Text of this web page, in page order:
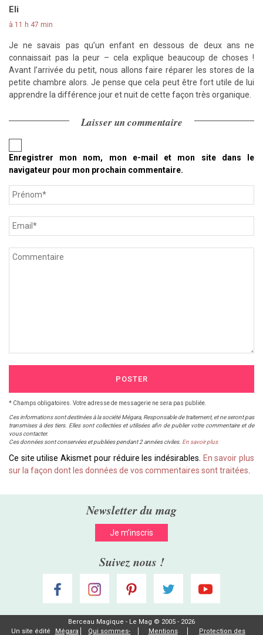
Eli
à 11 h 47 min
Je ne savais pas qu’un enfant en dessous de deux ans ne
connaissait pas la peur – cela explique beaucoup de choses !
Avant l’arrivée du petit, nous allons faire réparer les stores de la
petite chambre alors. Je pense que cela peut être fort utile de lui
apprendre la différence jour et nuit de cette façon très organique.
Laisser un commentaire
Enregistrer mon nom, mon e-mail et mon site dans le
navigateur pour mon prochain commentaire.
POSTER
* Champs obligatoires. Votre adresse de messagerie ne sera pas publiée.
Ces informations sont destinées à la société Mégara, Responsable de traitement, et ne seront pas
transmises à des tiers. Elles sont collectées et utilisées afin de publier votre commentaire et de
vous contacter.
Ces données sont conservées et publiées pendant 2 années civiles. En savoir plus
Ce site utilise Akismet pour réduire les indésirables. En savoir plus
sur la façon dont les données de vos commentaires sont traitées
Newsletter du mag
Je m’inscris
Suivez nous !
Berceau Magique - Le Mag © 2005 - 2026
Un site édité
Mégara
Qui sommes-
Mentions
Protection des